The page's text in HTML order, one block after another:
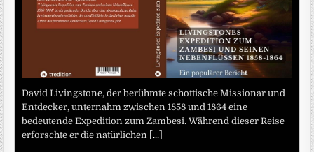
David Livingstone, der berühmte schottische Missionar und
Entdecker, unternahm zwischen 1858 und 1864 eine
bedeutende Expedition zum Zambesi. Während dieser Reise
erforschte er die natürlichen [...]